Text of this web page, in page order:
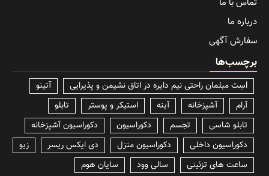
درباره ما
سفارش آگهی
برچسب‌ها
lسِت مبلمان راحتی نیم دایره در اتاق نشیمن و پذیرایی
آتینو
آرام
آشپزخانه آینه استیکر و پوستر
تابلو
تابلو شاسی
تجسم دکوراسیون
دکوراسیون آشپزخانه
دکوراسیون داخلی
دکوراسیون منزل دی ایکس ریسر
زیو
ساعت های تزئینی
سالی وود
سایان هوم